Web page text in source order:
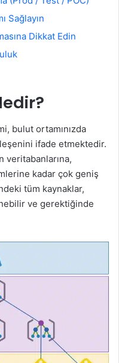
Sağlayın
Dikkat Edin
bulut ortamınızda
ifade etmektedir.
veritabanlarına,
kadar çok geniş
tüm kaynaklar,
ve gerektiğinde